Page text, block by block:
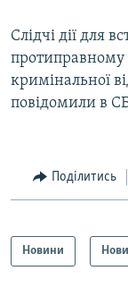
Слідчі дії для
протиправному
кримінальної
повідомили в
Поділитись
Новини